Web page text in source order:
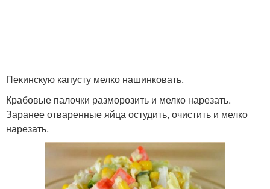
Пекинскую капусту мелко нашинковать.
Крабовые палочки разморозить и мелко нарезать.
Заранее отваренные яйца остудить, очистить и мелко
нарезать.